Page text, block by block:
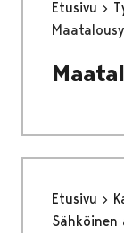
Etusivu
Etusivu